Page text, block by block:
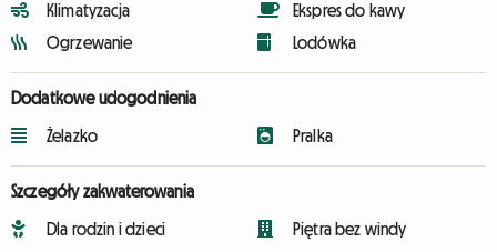
Klimatyzacja
Ogrzewanie
Ekspres do kawy
Lodówka
Dodatkowe udogodnienia
Żelazko Pralka
Szczegóły zakwaterowania
Dla rodzin i dzieci Piętra bez windy